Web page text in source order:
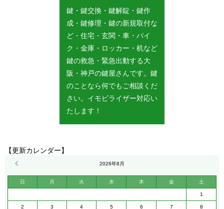
鍵・鍵交換・鍵解錠・鍵作
成・鍵修理・鍵の新規取付な
ど・住宅・玄関・車・バイ
ク・金庫・ロッカー・机など
鍵の救急・緊急出動する大
阪・神戸の鍵屋さんです。鍵
のことなら何でもご相談くだ
さい。イモビライザー対応い
たします！
【更新カレンダー】
2026年8月
日 月 火 水 木 金 土
1
2 3 4 5 6 7 8